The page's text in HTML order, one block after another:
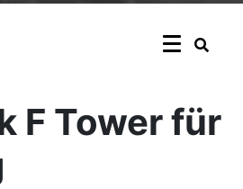
F Tower für